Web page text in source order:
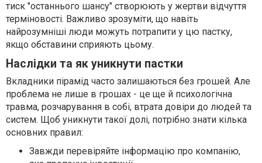
тиск "останнього шансу" створюють у жертви відчуття
терміновості. Важливо зрозуміти, що навіть
найрозумніші люди можуть потрапити у цю пастку,
якщо обставини сприяють цьому.
Наслідки та як уникнути пастки
Вкладники пірамід часто залишаються без грошей. Але
проблема не лише в грошах - це ще й психологічна
травма, розчарування в собі, втрата довіри до людей та
систем. Щоб уникнути такої долі, потрібно знати кілька
основних правил:
Завжди перевіряйте інформацію про компанію,